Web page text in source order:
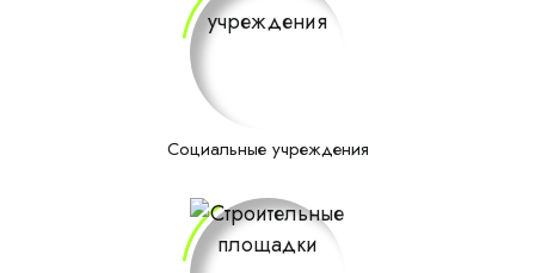
Социальные учреждения